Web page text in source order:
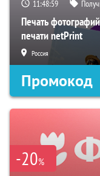
11:48:58
Печать
печати netPrint
Россия
Промокод
-20%